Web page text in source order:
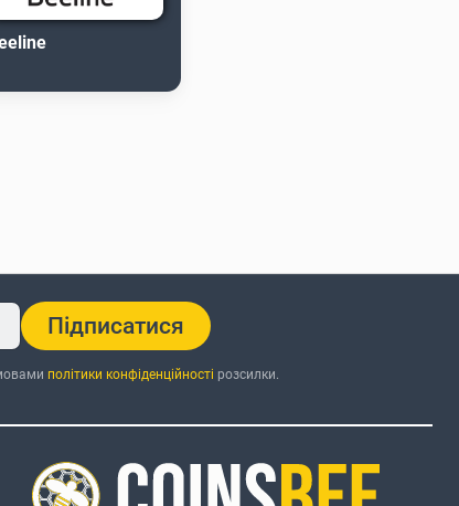
Підписатися
політики конфіденційності розсилки.